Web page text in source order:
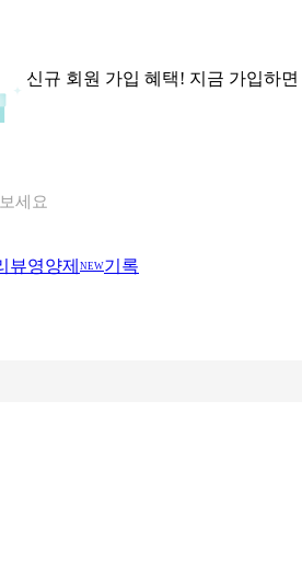
신규 회원 가입 혜택! 지금 가입하면
보세요
뷰영양제 NEW기록